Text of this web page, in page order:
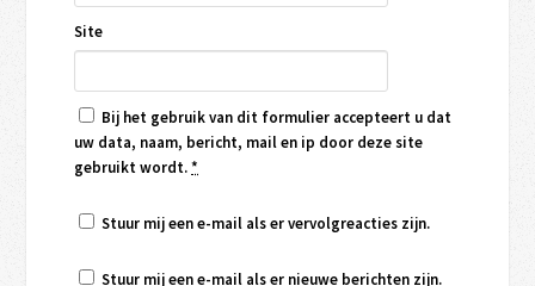
Site
Bij het gebruik van dit formulier accepteert u dat
uw data, naam, bericht, mail en ip door deze site
gebruikt wordt.*
Stuur mij een e-mail als er vervolgreacties zijn.
Stuur mij een e-mail als er nieuwe berichten zijn.